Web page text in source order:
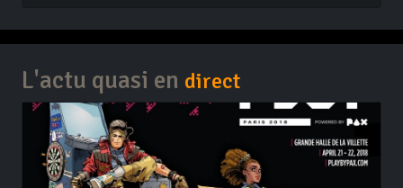
L'actu quasi en direct